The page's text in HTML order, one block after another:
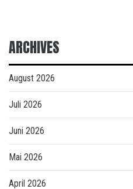
ARCHIVES
August 2026
Juli 2026
Juni 2026
Mai 2026
April 2026